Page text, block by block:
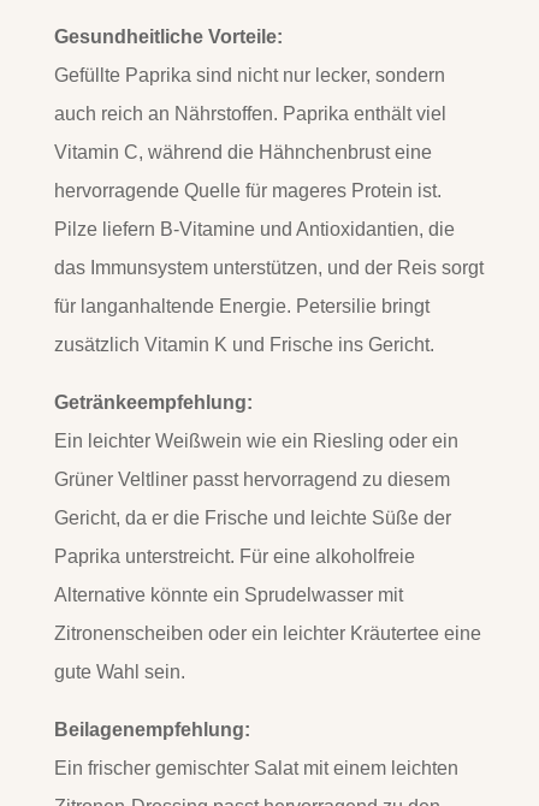
Gesundheitliche Vorteile:
Gefüllte Paprika sind nicht nur lecker, sondern
auch reich an Nährstoffen. Paprika enthält viel
Vitamin C, während die Hähnchenbrust eine
hervorragende Quelle für mageres Protein ist.
Pilze liefern B-Vitamine und Antioxidantien, die
das Immunsystem unterstützen, und der Reis sorgt
für langanhaltende Energie. Petersilie bringt
zusätzlich Vitamin K und Frische ins Gericht.
Getränkeempfehlung:
Ein leichter Weißwein wie ein Riesling oder ein
Grüner Veltliner passt hervorragend zu diesem
Gericht, da er die Frische und leichte Süße der
Paprika unterstreicht. Für eine alkoholfreie
Alternative könnte ein Sprudelwasser mit
Zitronenscheiben oder ein leichter Kräutertee eine
gute Wahl sein.
Beilagenempfehlung:
Ein frischer gemischter Salat mit einem leichten